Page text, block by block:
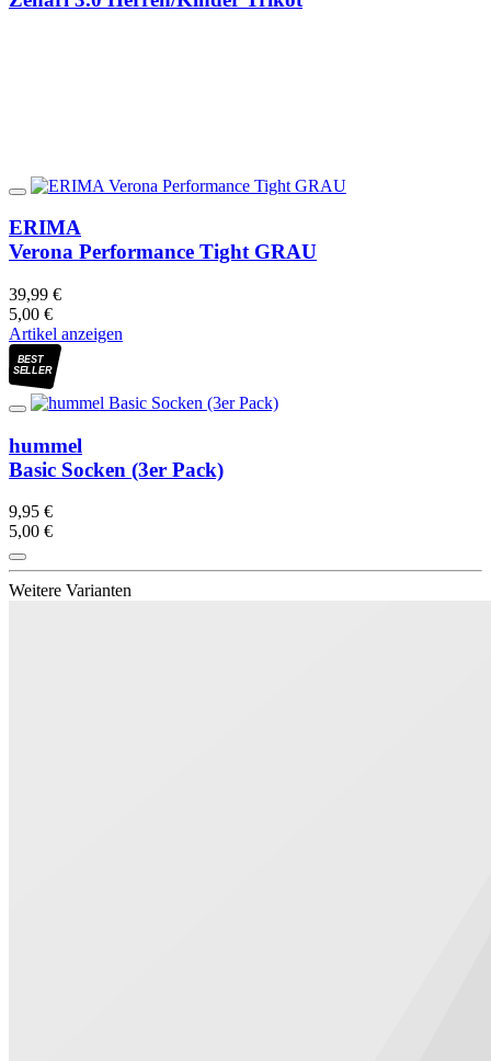
ERIMA
Verona Performance Tight GRAU
39,99 €
5,00 €
Artikel anzeigen
BEST
SELLER
hummel
Basic Socken (3er Pack)
9,95 €
5,00 €
Weitere Varianten